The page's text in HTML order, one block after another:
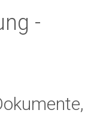
-